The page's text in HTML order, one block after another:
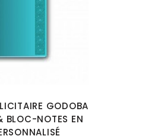
GODOBA
BLOC-NOTES EN